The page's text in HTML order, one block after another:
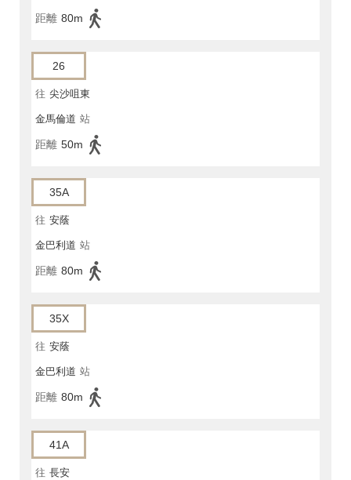
距離 80m
26
往 尖沙咀東
金馬倫道 站
距離 50m
35A
往 安蔭
金巴利道 站
距離 80m
35X
往 安蔭
金巴利道 站
距離 80m
41A
往 長安